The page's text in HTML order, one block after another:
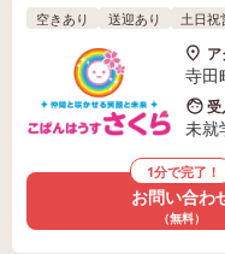
空きあり 送迎あり 土日祝
寺田
受
未就
1分で完了！
お問い合わ
（無料）